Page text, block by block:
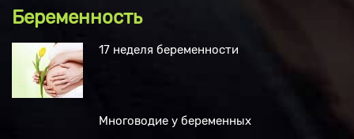
Беременность
17 неделя беременности
Многоводие у беременных